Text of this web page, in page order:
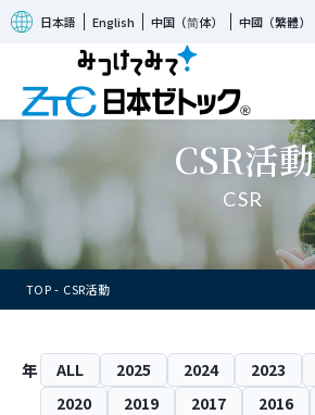
日本語 English 中国（简体） 中國（繁體）
CSR活動
CSR
TOP CSR活動
年 ALL 2025 2024 2023
2020
2019 2017 2016